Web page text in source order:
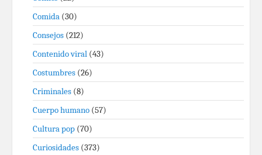
Comida (30)
Consejos (212)
Contenido viral (43)
Costumbres (26)
Criminales (8)
Cuerpo humano (57)
Cultura pop (70)
Curiosidades (373)